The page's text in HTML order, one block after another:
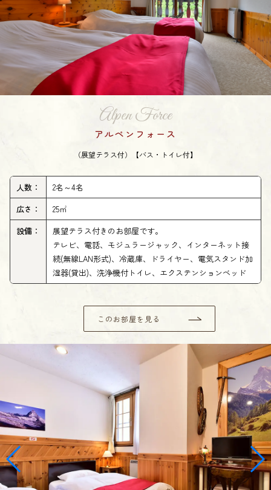
Alpen Force
アルペンフォース
（展望テラス付）【バス・トイレ付】
人数：
2名～4名
広さ：
25㎡
設備：
展望テラス付きのお部屋です。
テレビ、電話、モジュラージャック、インターネット接
続(無線LAN形式)、冷蔵庫、ドライヤー、電気スタンド加
湿器(貸出)、洗浄機付トイレ、エクステンションベッド
このお部屋を見る